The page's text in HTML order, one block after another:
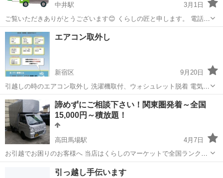
中井駅
3月1日
ご覧いただきありがとうございます😊 くらしの匠と申します。 電話
→0345002779 メール→kurasinotakumi@gmail.com
LINE→kurasinotakumi 基本24時間受付可能ですが、深夜のお...
東京 新宿区 引っ越し
エアコン取外し
新宿区
9月20日
引越しの時のエアコン取外し 洗濯機取付、ウォシュレット脱着 電気工
事全般行ってますので お気軽にお声掛けください！ エアコン取外し
¥4000 洗濯機取付 ¥4000 ウォシュレット取外し ¥4000 ウォシ
ュレット取...
東京 新宿区 引っ越し 無料
諦めずにご相談下さい！関東圏発着～全国
15,000円～積放題！
高田馬場駅
4月7日
お引越でお困りのお客様へ 当店はくらしのマーケットで全国ランクの
上位に掲載されておりました作業実績を持つ店舗になります。 少しで
もお客様の新生活の手助けになれるよう、仲介手数料を排除した安心
新宿区 高田馬場駅 引っ越し
引っ越し手伝います